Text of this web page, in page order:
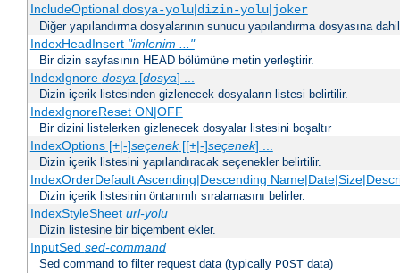
IncludeOptional dosya-yolu|dizin-yolu|joker
Diğer yapılandırma dosyalarının sunucu yapılandırma dosyasına
IndexHeadInsert "imlenim ..."
Bir dizin sayfasının HEAD bölümüne metin yerleştirir.
IndexIgnore dosya[dosya] ...
Dizin içerik listesinden gizlenecek dosyaların listesi belirtilir.
IndexIgnoreReset ON|OFF
Bir dizini listelerken gizlenecek dosyalar listesini boşaltır
IndexOptions [+|-]seçenek[[+|-]seçenek] ...
Dizin içerik listesini yapılandıracak seçenekler belirtilir.
IndexOrderDefault Ascending|Descending
Dizin içerik listesinin öntanımlı sıralamasını belirler.
IndexStyleSheet url-yolu
Dizin listesine bir biçembent ekler.
InputSed sed-command
Sed command to filter request data (typically POST data)